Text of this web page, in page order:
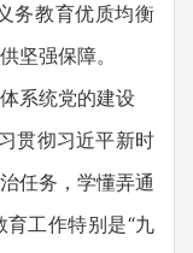
务教育优质均衡
坚强保障。
系统党的建设
贯彻习近平新时
任务，学懂弄通
工作特别是“九